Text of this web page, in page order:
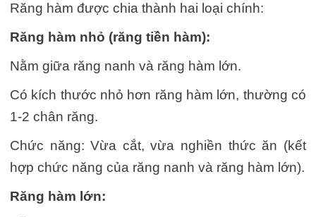
Răng hàm được chia thành hai loại chính:
Răng hàm nhỏ (răng tiền hàm):
Nằm giữa răng nanh và răng hàm lớn.
Có kích thước nhỏ hơn răng hàm lớn, thường có
1-2 chân răng.
Chức năng: Vừa cắt, vừa nghiền thức ăn (kết
hợp chức năng của răng nanh và răng hàm lớn).
Răng hàm lớn: